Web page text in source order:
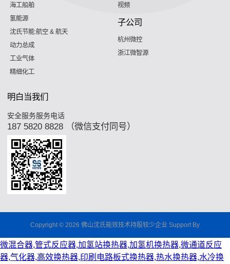
海工船舶
氢能源
沈氏节能:航空 & 航天
动力总成
工业气体
精细化工
视频
子公司
杭州微控
浙江微智源
明白当我们
安全服务服务电话
187 5820 8828 （微信支付同号）
Copyright © 2026 佛山沈氏能效技术持股较少企业 Support By
微混合器,管式反应器,加氢站换热器,加氢机换热器,微通道反应
器,气化器,高效换热器,印刷电路板式换热器,热水换热器,水冷换